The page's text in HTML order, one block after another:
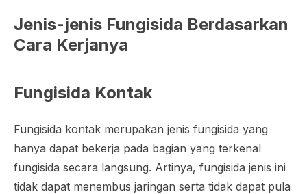
Jenis-jenis Fungisida Berdasarkan
Cara Kerjanya
Fungisida Kontak
Fungisida kontak merupakan jenis fungisida yang
hanya dapat bekerja pada bagian yang terkenal
fungisida secara langsung. Artinya, fungisida jenis ini
tidak dapat menembus jaringan serta tidak dapat pula